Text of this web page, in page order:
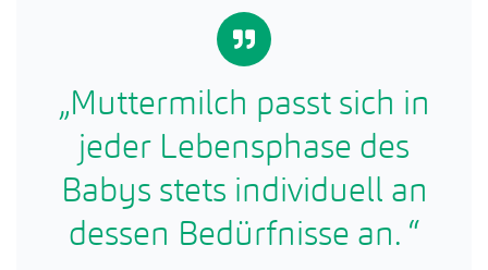
„Muttermilch passt sich in
jeder Lebensphase des
Babys stets individuell an
dessen Bedürfnisse an. “